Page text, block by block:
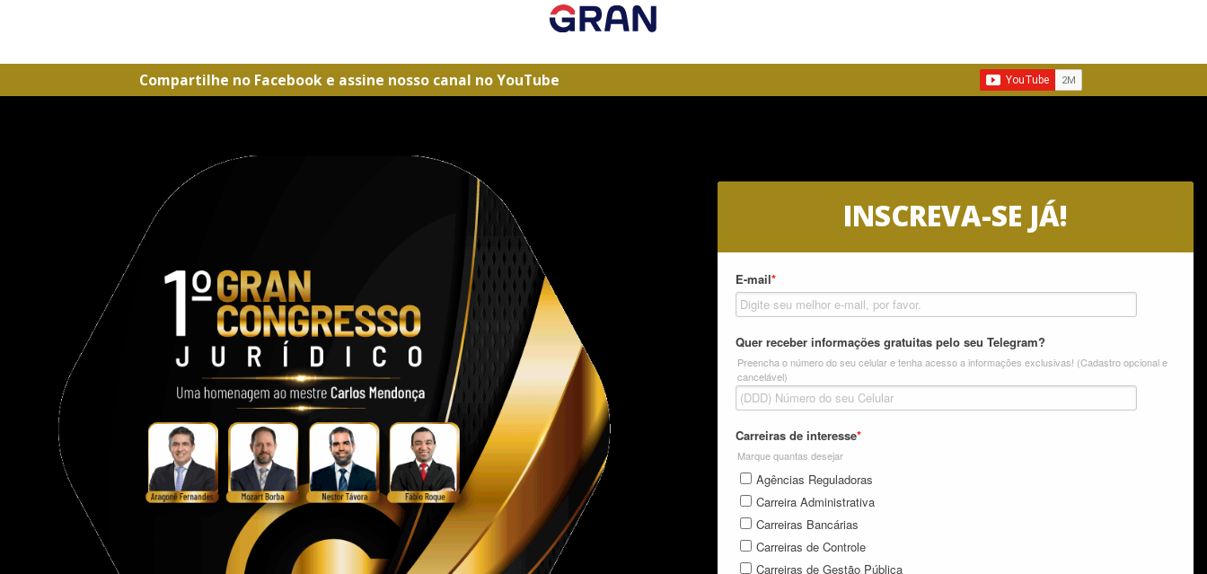
Compartilhe no Facebook e assine nosso canal no YouTube
INSCREVA-SE JÁ!